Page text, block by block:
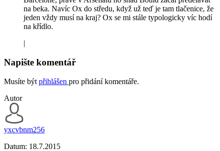
na beka. Navíc Ox do středu, když už teď je tam tlačenice, že
jeden vždy musí na kraj? Ox se mi stále typologicky víc hodí
na křídlo.
|
Napište komentář
Musíte být přihlášen pro přidání komentáře.
Autor
yxcvbnm256
Datum: 18.7.2015